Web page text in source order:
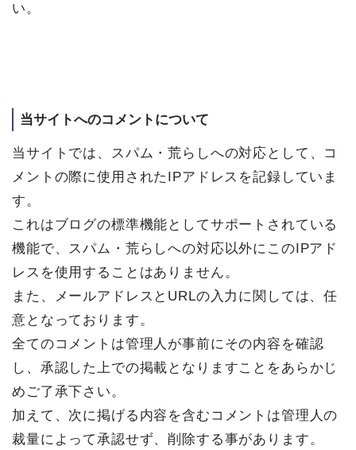
い。
当サイトへのコメントについて
当サイトでは、スパム・荒らしへの対応として、コ
メントの際に使用されたIPアドレスを記録していま
す。
これはブログの標準機能としてサポートされている
機能で、スパム・荒らしへの対応以外にこのIPアド
レスを使用することはありません。
また、メールアドレスとURLの入力に関しては、任
意となっております。
全てのコメントは管理人が事前にその内容を確認
し、承認した上での掲載となりますことをあらかじ
めご了承下さい。
加えて、次に掲げる内容を含むコメントは管理人の
裁量によって承認せず、削除する事があります。